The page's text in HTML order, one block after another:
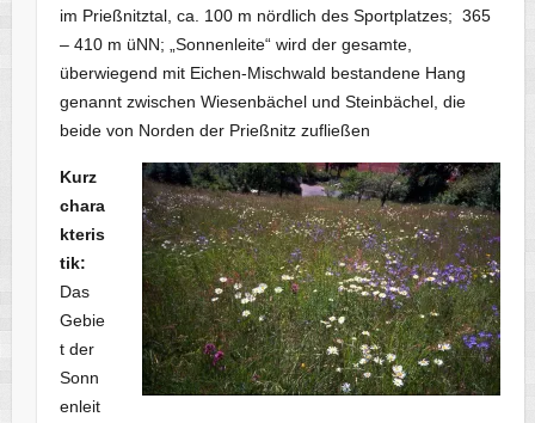
im Prießnitztal, ca. 100 m nördlich des Sportplatzes; 365
– 410 m üNN; „Sonnenleite“ wird der gesamte,
überwiegend mit Eichen-Mischwald bestandene Hang
genannt zwischen Wiesenbächel und Steinbächel, die
beide von Norden der Prießnitz zufließen
Kurz
chara
kteris
tik:
Das
Gebie
t der
Sonn
enleit